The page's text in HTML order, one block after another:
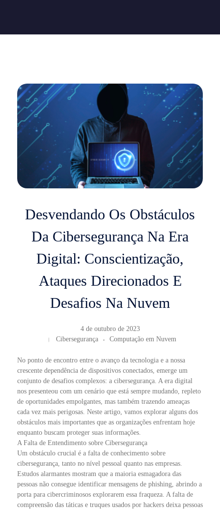
Desvendando Os Obstáculos
Da Cibersegurança Na Era
Digital: Conscientização,
Ataques Direcionados E
Desafios Na Nuvem
4 de outubro de 2023
Cibersegurança
Computação em Nuvem
No ponto de encontro entre o avanço da tecnologia e a nossa
crescente dependência de dispositivos conectados, emerge um
conjunto de desafios complexos: a cibersegurança. A era digital
nos presenteou com um cenário que está sempre mudando, repleto
de oportunidades empolgantes, mas também trazendo ameaças
cada vez mais perigosas. Neste artigo, vamos explorar alguns dos
obstáculos mais importantes que as organizações enfrentam hoje
enquanto buscam proteger suas informações.
A Falta de Entendimento sobre Cibersegurança
Um obstáculo crucial é a falta de conhecimento sobre
cibersegurança, tanto no nível pessoal quanto nas empresas.
Estudos alarmantes mostram que a maioria esmagadora das
pessoas não consegue identificar mensagens de phishing, abrindo a
porta para cibercriminosos explorarem essa fraqueza. A falta de
compreensão das táticas e truques usados por hackers deixa pessoas